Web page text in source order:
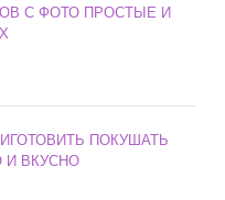
С ФОТО ПРОСТЫЕ И
ПОКУШАТЬ
И ВКУСНО